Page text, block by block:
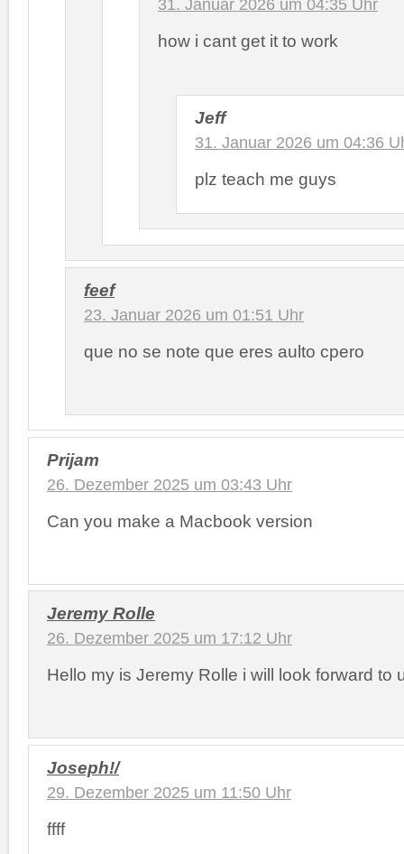
31. Januar 2026 um 04:35 Uhr
how i cant get it to work
Jeff
31. Januar 2026 um 04:36
plz teach me guys
feef
23. Januar 2026 um 01:51 Uhr
que no se note que eres aulto cpero
Prijam
26. Dezember 2025 um 03:43 Uhr
Can you make a Macbook version
Jeremy Rolle
26. Dezember 2025 um 17:12 Uhr
Hello my is Jeremy Rolle i will look forward to
Joseph!/
29. Dezember 2025 um 11:50 Uhr
ffff